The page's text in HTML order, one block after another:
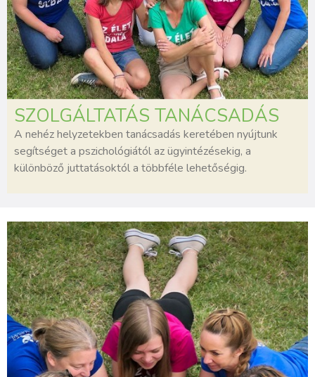
SZOLGÁLTATÁS TANÁCSADÁS
A nehéz helyzetekben tanácsadás keretében nyújtunk
segítséget a pszichológiától az ügyintézésekig, a
különböző juttatásoktól a többféle lehetőségig.